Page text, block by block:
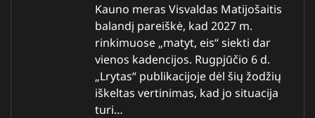
Kauno meras Visvaldas Matijošaitis
balandį pareiškė, kad 2027 m.
rinkimuose „matyt, eis“ siekti dar
vienos kadencijos. Rugpjūčio 6 d.
„Lrytas“ publikacijoje dėl šių žodžių
iškeltas vertinimas, kad jo situacija
turi…